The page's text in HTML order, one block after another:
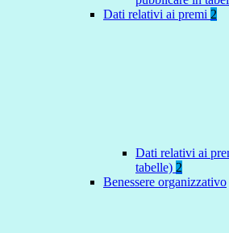
Dati relativi ai premi 2
Dati relativi ai
tabelle) 2
Benessere organizzativo